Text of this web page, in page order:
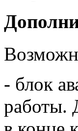
- блок
работы.